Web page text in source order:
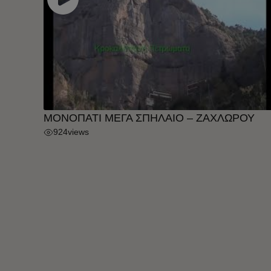
ΜΟΝΟΠΑΤΙ ΜΕΓΑ ΣΠΗΛΑΙΟ – ΖΑΧΛΩΡΟΥ
924views